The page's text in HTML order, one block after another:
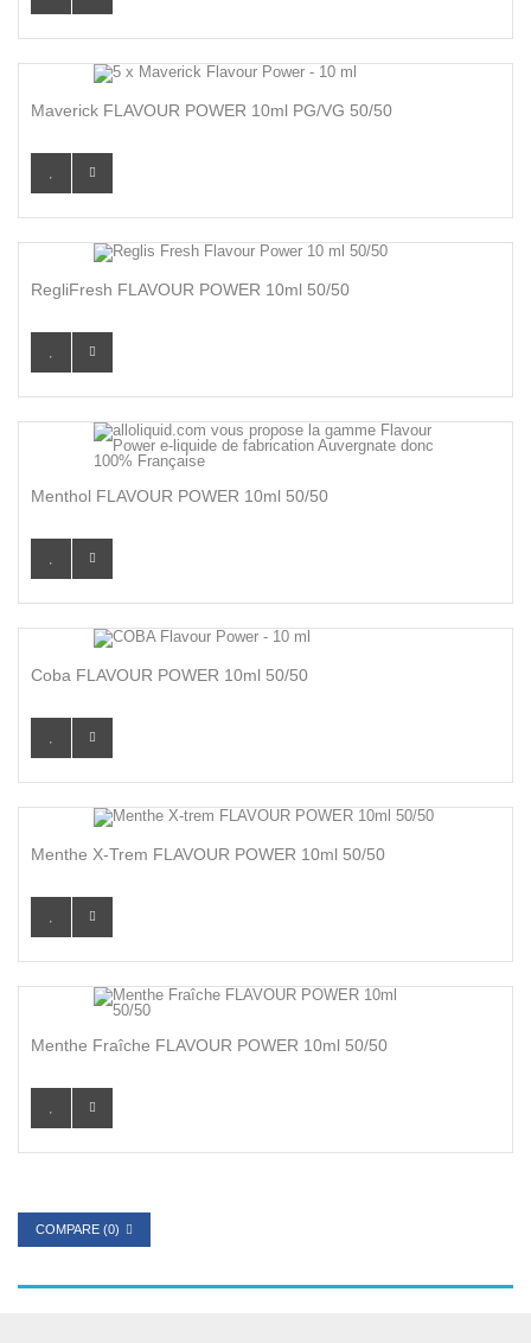
Maverick FLAVOUR POWER 10ml PG/VG 50/50
RegliFresh FLAVOUR POWER 10ml 50/50
Menthol FLAVOUR POWER 10ml 50/50
Coba FLAVOUR POWER 10ml 50/50
Menthe X-Trem FLAVOUR POWER 10ml 50/50
Menthe Fraîche FLAVOUR POWER 10ml 50/50
COMPARE (0)